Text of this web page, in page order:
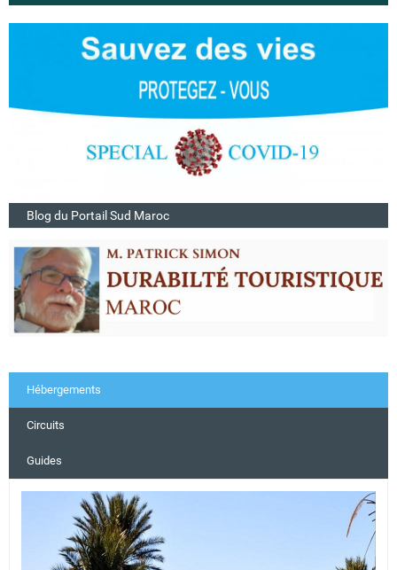
Blog du Portail Sud Maroc
Hébergements
Circuits
Guides